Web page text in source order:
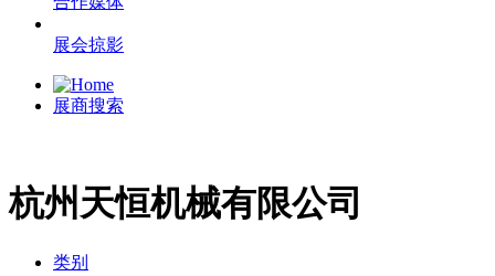
展会掠影
展商搜索
杭州天恒机械有限公司
类别